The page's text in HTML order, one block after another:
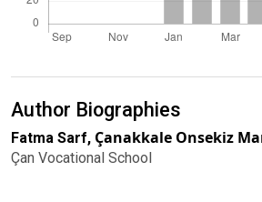
Author Biographies
Fatma Sarf, Çanakkale Onsekiz
Çan Vocational School